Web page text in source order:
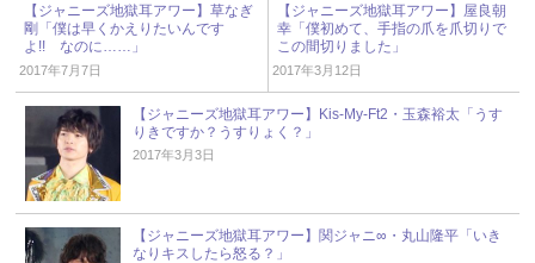
【ジャニーズ地獄耳アワー】草なぎ
剛「僕は早くかえりたいんです
よ!! なのに……」
2017年7月7日
【ジャニーズ地獄耳アワー】屋良朝
幸「僕初めて、手指の爪を爪切りで
この間切りました」
2017年3月12日
【ジャニーズ地獄耳アワー】Kis-My-Ft2・玉森裕太「うす
りきですか？うすりょく？」
2017年3月3日
【ジャニーズ地獄耳アワー】関ジャニ∞・丸山隆平「いき
なりキスしたら怒る？」